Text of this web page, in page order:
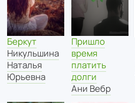
Беркут
Никульшина
Наталья
Юрьевна
Пришло
время
платить
долги
Ани Вебр